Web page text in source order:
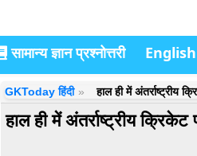
सामान्य ज्ञान प्रश्नोत्तरी English
GKToday हिंदी हाल ही में अंतर्राष्ट्रीय
हाल ही में अंतर्राष्ट्रीय क्रिकेट